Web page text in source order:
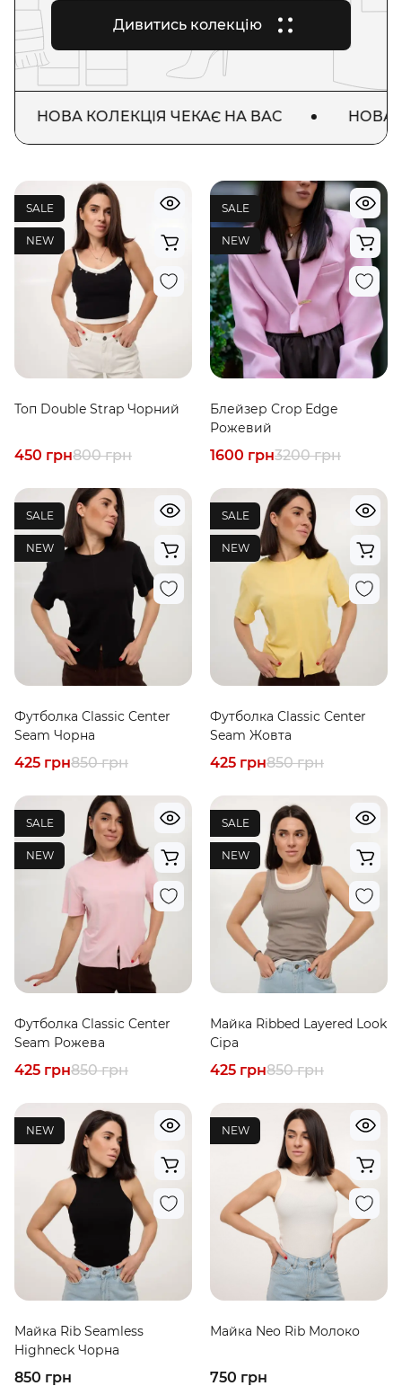
Дивитись колекцію
НОВА КОЛЕКЦІЯ ЧЕКАЄ НА ВАС НОВА
SALE
NEW
Топ Double Strap Чорний
800 грн
450 грн
SALE
NEW
Блейзер Crop Edge
Рожевий
3200 грн
1600 грн
SALE
NEW
Футболка Classic Center
Seam Чорна
850 грн
425 грн
SALE
NEW
Футболка Classic Center
Seam Жовта
850 грн
425 грн
SALE
NEW
Футболка Classic Center
Seam Рожева
850 грн
425 грн
SALE
NEW
Майка Ribbed Layered Look
Сіра
850 грн
425 грн
NEW
Майка Rib Seamless
Highneck Чорна
850 грн
NEW
Майка Neo Rib Молоко
750 грн